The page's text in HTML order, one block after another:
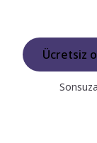
Ücretsiz